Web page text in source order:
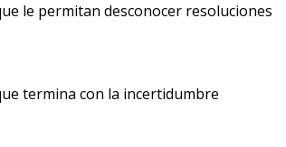
le permitan desconocer resoluciones
termina con la incertidumbre